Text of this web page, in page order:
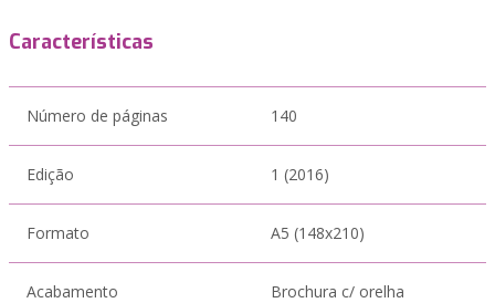
Características
Número de páginas 140
Edição 1 (2016)
Formato A5 (148x210)
Acabamento Brochura c/ orelha